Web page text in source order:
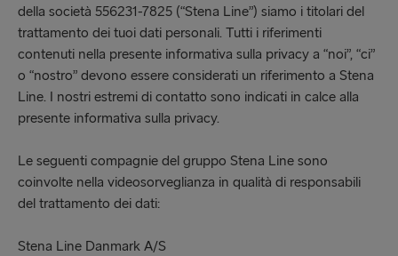
della società 556231-7825 (“Stena Line”) siamo i titolari del
trattamento dei tuoi dati personali. Tutti i riferimenti
contenuti nella presente informativa sulla privacy a “noi”, “ci”
o “nostro” devono essere considerati un riferimento a Stena
Line. I nostri estremi di contatto sono indicati in calce alla
presente informativa sulla privacy.
Le seguenti compagnie del gruppo Stena Line sono
coinvolte nella videosorveglianza in qualità di responsabili
del trattamento dei dati:
Stena Line Danmark A/S